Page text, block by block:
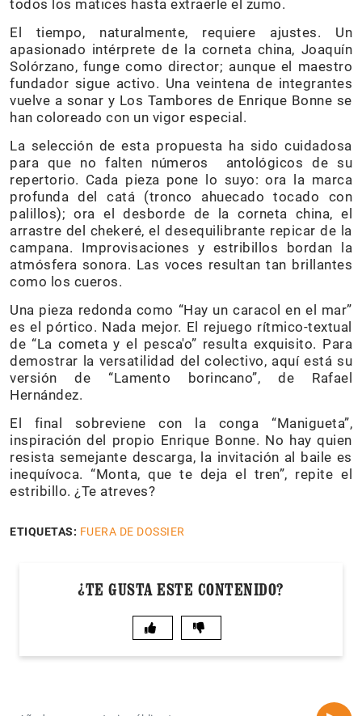
todos los matices hasta extraerle el zumo.
El tiempo, naturalmente, requiere ajustes. Un
apasionado intérprete de la corneta china, Joaquín
Solórzano, funge como director; aunque el maestro
fundador sigue activo. Una veintena de integrantes
vuelve a sonar y Los Tambores de Enrique Bonne se
han coloreado con un vigor especial.
La selección de esta propuesta ha sido cuidadosa
para que no falten números antológicos de su
repertorio. Cada pieza pone lo suyo: ora la marca
profunda del catá (tronco ahuecado tocado con
palillos); ora el desborde de la corneta china, el
arrastre del chekeré, el desequilibrante repicar de la
campana. Improvisaciones y estribillos bordan la
atmósfera sonora. Las voces resultan tan brillantes
como los cueros.
Una pieza redonda como “Hay un caracol en el mar”
es el pórtico. Nada mejor. El rejuego rítmico-textual
de “La cometa y el pesca'o” resulta exquisito. Para
demostrar la versatilidad del colectivo, aquí está su
versión de “Lamento borincano”, de Rafael
Hernández.
El final sobreviene con la conga “Manigueta”,
inspiración del propio Enrique Bonne. No hay quien
resista semejante descarga, la invitación al baile es
inequívoca. “Monta, que te deja el tren”, repite el
estribillo. ¿Te atreves?
ETIQUETAS: FUERA DE DOSSIER
¿TE GUSTA ESTE CONTENIDO?